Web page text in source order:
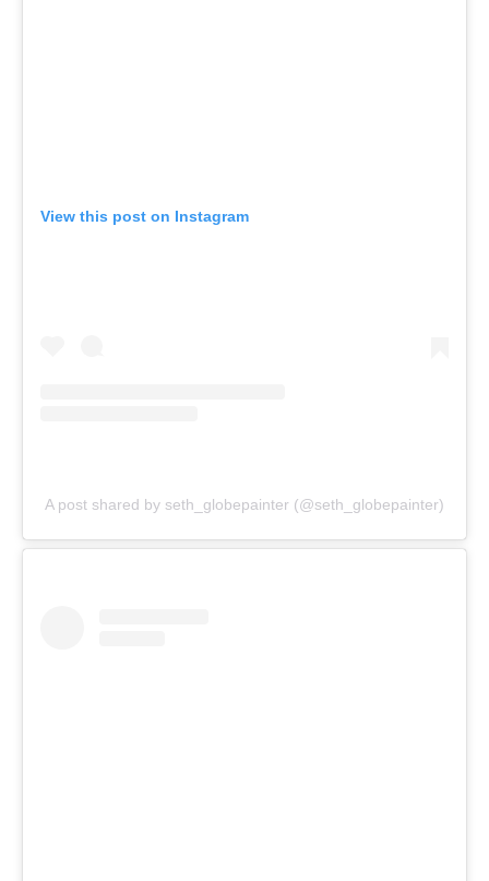
View this post on Instagram
A post shared by seth_globepainter (@seth_globepainter)